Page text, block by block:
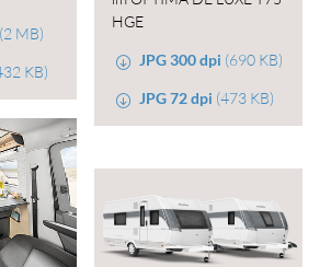
(2 MB)
KB)
HGE
JPG 300 dpi (690 KB)
JPG 72 dpi (473 KB)